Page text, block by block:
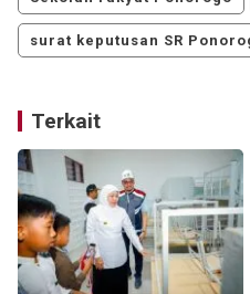
surat keputusan SR
Terkait